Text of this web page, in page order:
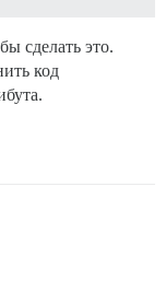
сделать это.
код